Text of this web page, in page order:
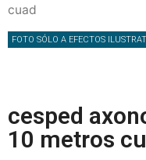
cuad
FOTO SÓLO A EFECTOS
cesped
10 metros